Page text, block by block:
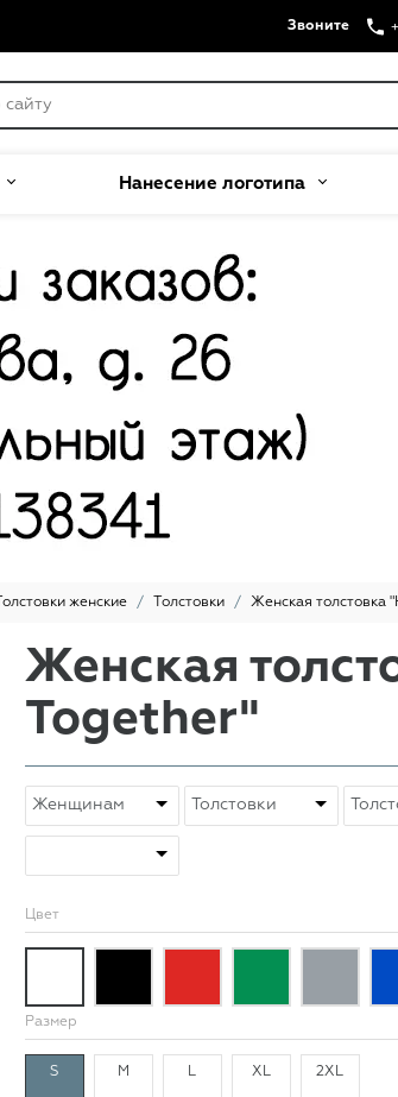
Звоните
Нанесение логотипа
Толстовки женские Толстовки Женская толстовка
Женская
Together"
Цвет
Размер
S M L XL 2XL